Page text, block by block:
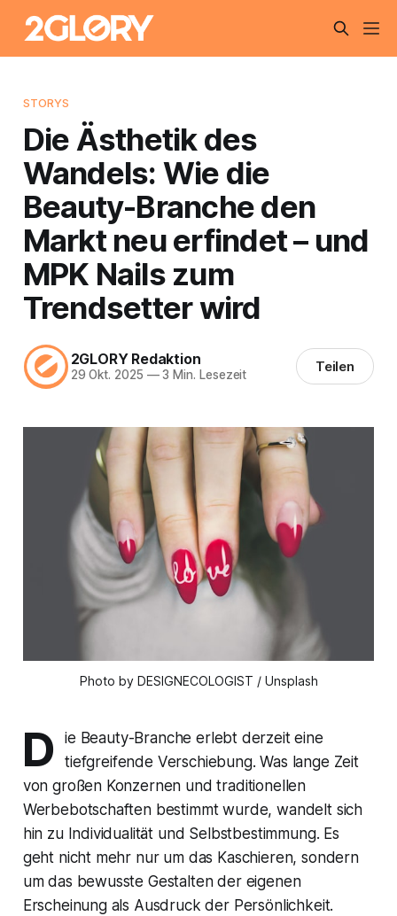
STORYS
Die Ästhetik des
Wandels: Wie die
Beauty-Branche den
Markt neu erfindet – und
MPK Nails zum
Trendsetter wird
2GLORY Redaktion
29 Okt. 2025 —3 Min. Lesezeit Teilen
Photo by DESIGNECOLOGIST / Unsplash
D
ie Beauty-Branche erlebt derzeit eine
tiefgreifende Verschiebung. Was lange Zeit
von großen Konzernen und traditionellen
Werbebotschaften bestimmt wurde, wandelt sich
hin zu Individualität und Selbstbestimmung. Es
geht nicht mehr nur um das Kaschieren, sondern
um das bewusste Gestalten der eigenen
Erscheinung als Ausdruck der Persönlichkeit.